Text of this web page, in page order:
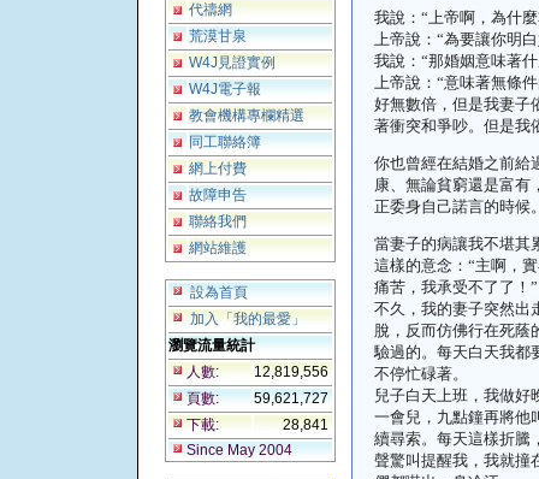
代禱網
荒漠甘泉
W4J見證實例
W4J電子報
教會機構專欄精選
同工聯絡簿
網上付費
故障申告
聯絡我們
網站維護
設為首頁
加入「我的最愛」
瀏覽流量統計
人數:
12,819,556
頁數:
59,621,727
下載:
28,841
Since May 2004
我說： “上帝啊，為什
上帝說： “為要讓你明
我說： “那婚姻意味著
上帝說： “意味著無條
好無數倍，但是我妻子
著衝突和爭吵。但是我
你也曾經在結婚之前給
康、無論貧窮還是富有
正委身自己諾言的時候
當妻子的病讓我不堪其
這樣的意念： “主啊，
痛苦，我承受不了了！ ”
不久，我的妻子突然出
脫，反而仿佛行在死蔭
驗過的。每天白天我都
不停忙碌著。
兒子白天上班，我做好
一會兒，九點鐘再將他
續尋索。每天這樣折騰
聲驚叫提醒我，我就撞